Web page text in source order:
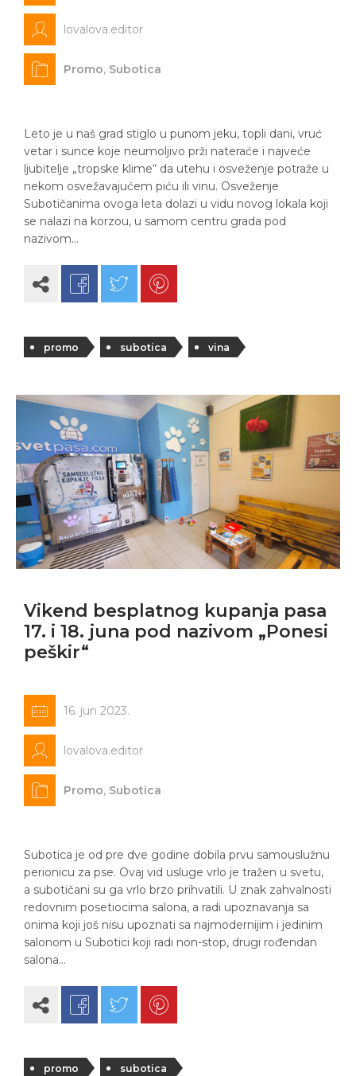
lovalova.editor
Promo, Subotica
Leto je u naš grad stiglo u punom jeku, topli dani, vruć
vetar i sunce koje neumoljivo prži nateraće i najveće
ljubitelje „tropske klime“ da utehu i osveženje potraže u
nekom osvežavajućem piću ili vinu. Osveženje
Subotičanima ovoga leta dolazi u vidu novog lokala koji
se nalazi na korzou, u samom centru grada pod
nazivom…
promo subotica vina
Vikend besplatnog kupanja pasa
17. i 18. juna pod nazivom „Ponesi
peškir“
16. jun 2023.
lovalova.editor
Promo, Subotica
Subotica je od pre dve godine dobila prvu samouslužnu
perionicu za pse. Ovaj vid usluge vrlo je tražen u svetu,
a subotičani su ga vrlo brzo prihvatili. U znak zahvalnosti
redovnim posetiocima salona, a radi upoznavanja sa
onima koji još nisu upoznati sa najmodernijim i jedinim
salonom u Subotici koji radi non-stop, drugi rođendan
salona…
promo subotica